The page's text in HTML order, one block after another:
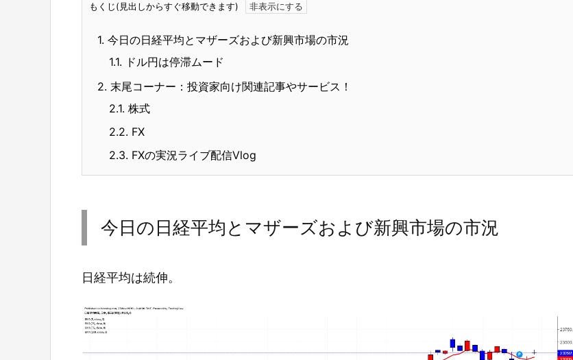
もくじ(見出しからすぐ移動できます)
1. 今日の日経平均とマザーズおよび新興市場の市況
1.1. ドル円は停滞ムード
2. 末尾コーナー：投資家向け関連記事やサービス！
2.1. 株式
2.2. FX
2.3. FXの実況ライブ配信Vlog
今日の日経平均とマザーズおよび新興市場の市況
日経平均は続伸。